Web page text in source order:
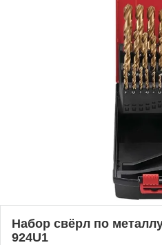
Набор свёрл по
924U1